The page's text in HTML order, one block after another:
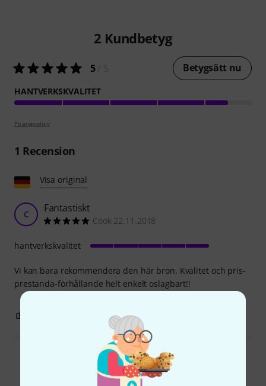
2 Kundbetyg
5/ 5 Betygsätt nu
HANTVERKSKVALITET
Poängpolicy
1 Recension
Visa original
C Fantastiskt
Cook 22.11.2018
Vi kan bara rekommendera den här bron. Kvalitet och pris-
prestanda-förhållande helt enkelt oslagbart!!
hantverkskvalitet
ANMÄL RECENSION
Läs alla recensioner